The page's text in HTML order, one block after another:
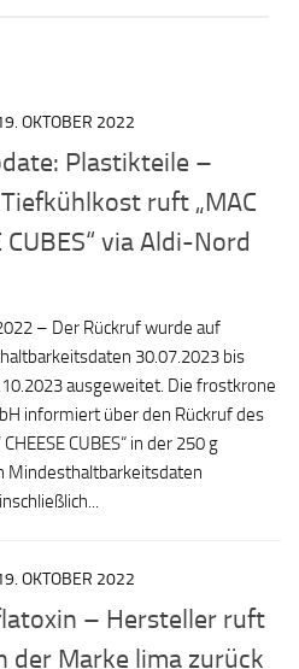
OKTOBER 2022
Plastikteile –
ruft „MAC
CUBES“ via Aldi-Nord
– Der Rückruf wurde auf
30.07.2023 bis
ausgeweitet. Die frostkrone
informiert über den Rückruf des
CHEESE CUBES“ in der 250 g
Mindesthaltbarkeitsdaten
OKTOBER 2022
– Hersteller ruft
der Marke lima zurück